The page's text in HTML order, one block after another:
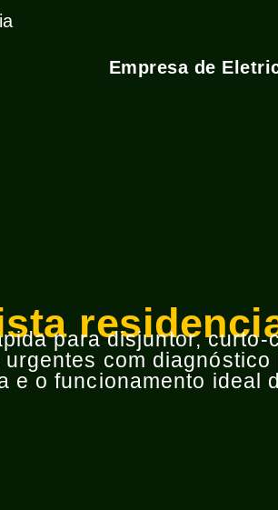
Empresa de
para disjuntor,
com
e o funcionamento ideal